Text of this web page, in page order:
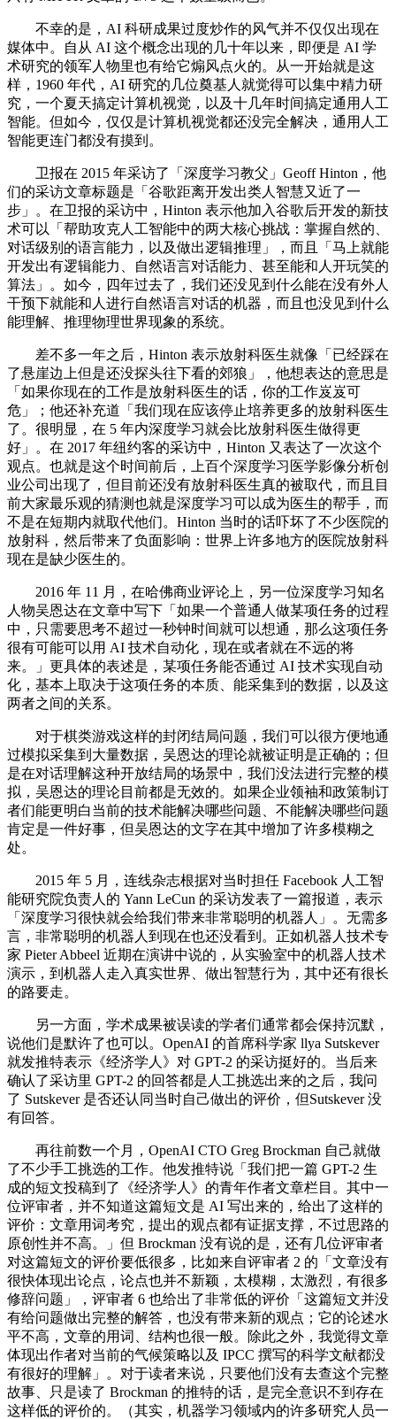
不幸的是，AI 科研成果过度炒作的风气并不仅仅出现在
媒体中。自从 AI 这个概念出现的几十年以来，即便是 AI 学
术研究的领军人物里也有给它煽风点火的。从一开始就是这
样，1960 年代，AI 研究的几位奠基人就觉得可以集中精力研
究，一个夏天搞定计算机视觉，以及十几年时间搞定通用人工
智能。但如今，仅仅是计算机视觉都还没完全解决，通用人工
智能更连门都没有摸到。
卫报在 2015 年采访了「深度学习教父」Geoff Hinton，他
们的采访文章标题是「谷歌距离开发出类人智慧又近了一
步」。在卫报的采访中，Hinton 表示他加入谷歌后开发的新技
术可以「帮助攻克人工智能中的两大核心挑战：掌握自然的、
对话级别的语言能力，以及做出逻辑推理」，而且「马上就能
开发出有逻辑能力、自然语言对话能力、甚至能和人开玩笑的
算法」。如今，四年过去了，我们还没见到什么能在没有外人
干预下就能和人进行自然语言对话的机器，而且也没见到什么
能理解、推理物理世界现象的系统。
差不多一年之后，Hinton 表示放射科医生就像「已经踩在
了悬崖边上但是还没探头往下看的郊狼」，他想表达的意思是
「如果你现在的工作是放射科医生的话，你的工作岌岌可
危」；他还补充道「我们现在应该停止培养更多的放射科医生
了。很明显，在 5 年内深度学习就会比放射科医生做得更
好」。在 2017 年纽约客的采访中，Hinton 又表达了一次这个
观点。也就是这个时间前后，上百个深度学习医学影像分析创
业公司出现了，但目前还没有放射科医生真的被取代，而且目
前大家最乐观的猜测也就是深度学习可以成为医生的帮手，而
不是在短期内就取代他们。Hinton 当时的话吓坏了不少医院的
放射科，然后带来了负面影响：世界上许多地方的医院放射科
现在是缺少医生的。
2016 年 11 月，在哈佛商业评论上，另一位深度学习知名
人物吴恩达在文章中写下「如果一个普通人做某项任务的过程
中，只需要思考不超过一秒钟时间就可以想通，那么这项任务
很有可能可以用 AI 技术自动化，现在或者就在不远的将
来。」更具体的表述是，某项任务能否通过 AI 技术实现自动
化，基本上取决于这项任务的本质、能采集到的数据，以及这
两者之间的关系。
对于棋类游戏这样的封闭结局问题，我们可以很方便地通
过模拟采集到大量数据，吴恩达的理论就被证明是正确的；但
是在对话理解这种开放结局的场景中，我们没法进行完整的模
拟，吴恩达的理论目前都是无效的。如果企业领袖和政策制订
者们能更明白当前的技术能解决哪些问题、不能解决哪些问题
肯定是一件好事，但吴恩达的文字在其中增加了许多模糊之
处。
2015 年 5 月，连线杂志根据对当时担任 Facebook 人工智
能研究院负责人的 Yann LeCun 的采访发表了一篇报道，表示
「深度学习很快就会给我们带来非常聪明的机器人」。无需多
言，非常聪明的机器人到现在也还没看到。正如机器人技术专
家 Pieter Abbeel 近期在演讲中说的，从实验室中的机器人技术
演示，到机器人走入真实世界、做出智慧行为，其中还有很长
的路要走。
另一方面，学术成果被误读的学者们通常都会保持沉默，
说他们是默许了也可以。OpenAI 的首席科学家 llya Sutskever
就发推特表示《经济学人》对 GPT-2 的采访挺好的。当后来
确认了采访里 GPT-2 的回答都是人工挑选出来的之后，我问
了 Sutskever 是否还认同当时自己做出的评价，但Sutskever 没
有回答。
再往前数一个月，OpenAI CTO Greg Brockman 自己就做
了不少手工挑选的工作。他发推特说「我们把一篇 GPT-2 生
成的短文投稿到了《经济学人》的青年作者文章栏目。其中一
位评审者，并不知道这篇短文是 AI 写出来的，给出了这样的
评价：文章用词考究，提出的观点都有证据支撑，不过思路的
原创性并不高。」但 Brockman 没有说的是，还有几位评审者
对这篇短文的评价要低很多，比如来自评审者 2 的「文章没有
很快体现出论点，论点也并不新颖，太模糊，太激烈，有很多
修辞问题」，评审者 6 也给出了非常低的评价「这篇短文并没
有给问题做出完整的解答，也没有带来新的观点；它的论述水
平不高，文章的用词、结构也很一般。除此之外，我觉得文章
体现出作者对当前的气候策略以及 IPCC 撰写的科学文献都没
有很好的理解」。对于读者来说，只要他们没有去查这个完整
故事、只是读了 Brockman 的推特的话，是完全意识不到存在
这样低的评价的。（其实，机器学习领域内的许多研究人员一